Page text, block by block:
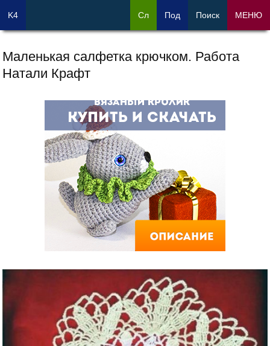
Маленькая салфетка крючком. Работа
Натали Крафт
K4 Сл Под Поиск МЕНЮ